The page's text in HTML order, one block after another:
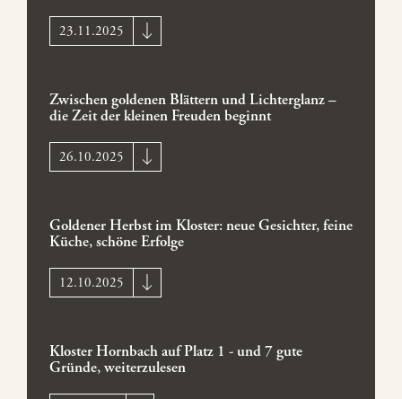
23.11.2025
Zwischen goldenen Blättern und Lichterglanz –
die Zeit der kleinen Freuden beginnt
26.10.2025
Goldener Herbst im Kloster: neue Gesichter, feine
Küche, schöne Erfolge
12.10.2025
Kloster Hornbach auf Platz 1 - und 7 gute
Gründe, weiterzulesen